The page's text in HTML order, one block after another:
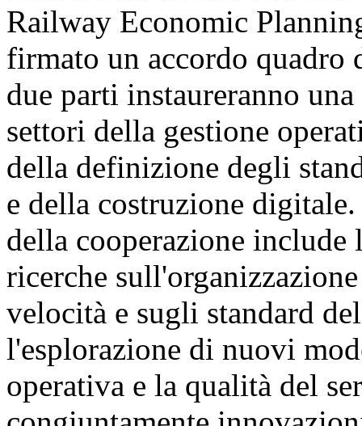
Railway Economic
firmato un accordo quadro
due parti instaureranno
settori della gestione
della definizione degli
e della costruzione
della cooperazione
ricerche
velocità e sugli standard
l'esplorazione di nuovi
operativa e la qualità del